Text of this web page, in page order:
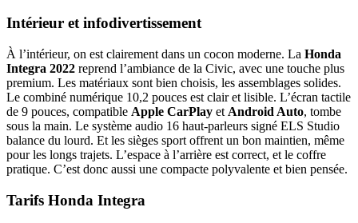
Intérieur et infodivertissement
À l’intérieur, on est clairement dans un cocon moderne. La Honda
Integra 2022 reprend l’ambiance de la Civic, avec une touche plus
premium. Les matériaux sont bien choisis, les assemblages solides.
Le combiné numérique 10,2 pouces est clair et lisible. L’écran tactile
de 9 pouces, compatible Apple CarPlay et Android Auto, tombe
sous la main. Le système audio 16 haut-parleurs signé ELS Studio
balance du lourd. Et les sièges sport offrent un bon maintien, même
pour les longs trajets. L’espace à l’arrière est correct, et le coffre
pratique. C’est donc aussi une compacte polyvalente et bien pensée.
Tarifs Honda Integra